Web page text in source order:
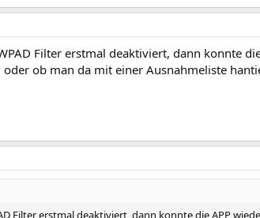
Filter erstmal deaktiviert, dann konnte
oder ob man da mit einer Ausnahmeliste
Filter erstmal deaktiviert, dann konnte die APP